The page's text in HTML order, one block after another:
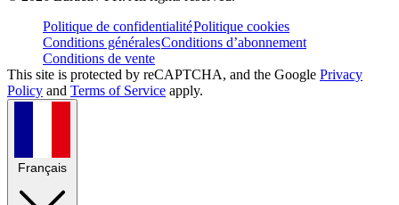
Politique de confidentialitéPolitique cookies
Conditions généralesConditions d’abonnement
Conditions de vente
This site is protected by reCAPTCHA, and the Google Privacy
Policy and Terms of Service apply.
Français